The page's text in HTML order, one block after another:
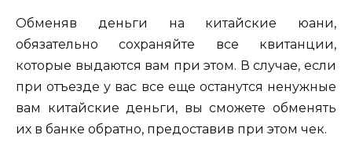
Обменяв деньги на китайские юани,
обязательно сохраняйте все квитанции,
которые выдаются вам при этом. В случае, если
при отъезде у вас все еще останутся ненужные
вам китайские деньги, вы сможете обменять
их в банке обратно, предоставив при этом чек.